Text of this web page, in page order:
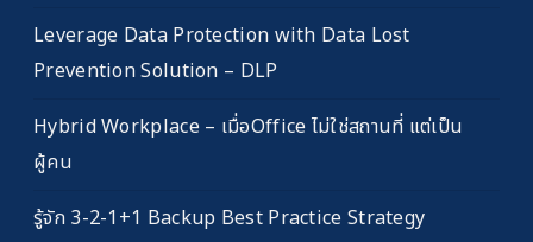
Leverage Data Protection with Data Lost
Prevention Solution – DLP
Hybrid Workplace – เมื่อOffice ไม่ใช่สถานที่ แต่เป็น
ผู้คน
รู้จัก 3-2-1+1 Backup Best Practice Strategy